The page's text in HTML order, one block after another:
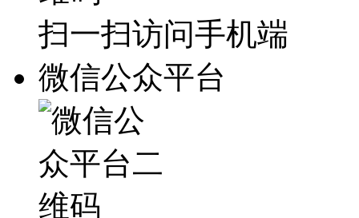
扫一扫访问手机端
微信公众平台